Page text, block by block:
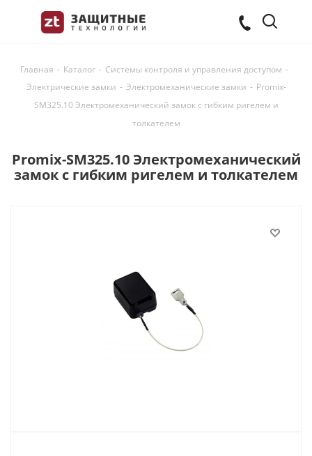
Главная - Каталог - Системы контроля и управления доступом -
Электрические замки - Электромеханические замки - Promix-
SM325.10 Электромеханический замок с гибким ригелем и
толкателем
Promix-SM325.10 Электромеханический
замок с гибким ригелем и толкателем